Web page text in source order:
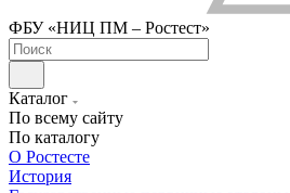
ФБУ «НИЦ ПМ – Ростест»
Каталог
По всему сайту
По каталогу
О Ростесте
История